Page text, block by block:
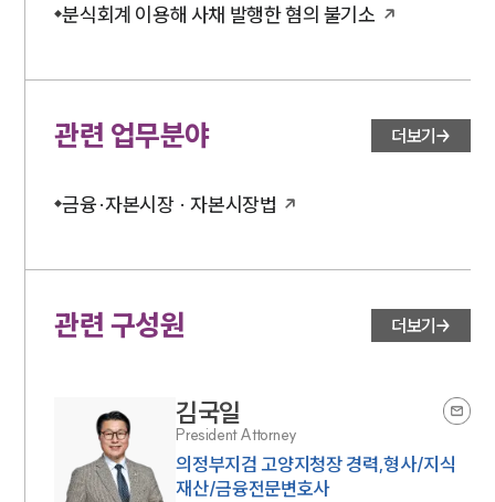
분식회계 이용해 사채 발행한 혐의 불기소
관련 업무분야 더보기
금융·자본시장 · 자본시장법
관련 구성원 더보기
김국일
President Attorney
의정부지검 고양지청장 경력,형사/지식
재산/금융전문변호사